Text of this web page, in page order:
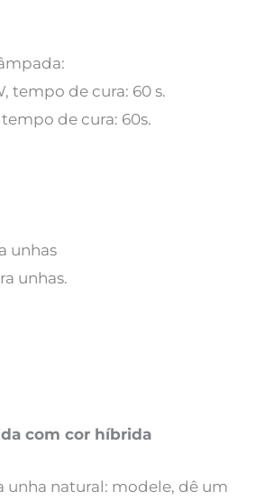
tempo de cura: 60 s.
tempo de cura: 60s.
unhas
unhas.
com cor híbrida
unha natural: modele, dê um